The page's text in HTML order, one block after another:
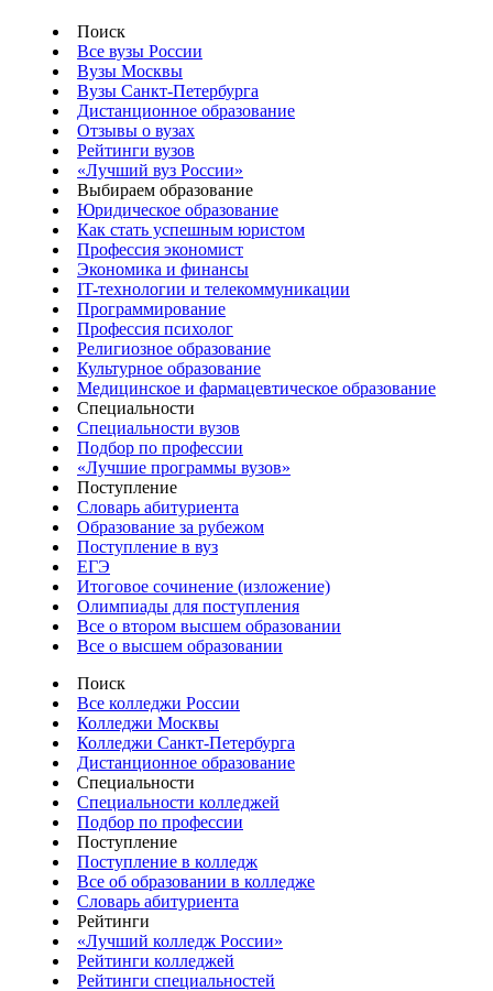
Поиск
Все вузы России
Вузы Москвы
Вузы Санкт-Петербурга
Дистанционное образование
Отзывы о вузах
Рейтинги вузов
«Лучший вуз России»
Выбираем образование
Юридическое образование
Как стать успешным юристом
Профессия экономист
Экономика и финансы
IT-технологии и телекоммуникации
Программирование
Профессия психолог
Религиозное образование
Культурное образование
Медицинское и фармацевтическое образование
Специальности
Специальности вузов
Подбор по профессии
«Лучшие программы вузов»
Поступление
Словарь абитуриента
Образование за рубежом
Поступление в вуз
ЕГЭ
Итоговое сочинение (изложение)
Олимпиады для поступления
Все о втором высшем образовании
Все о высшем образовании
Поиск
Все колледжи России
Колледжи Москвы
Колледжи Санкт-Петербурга
Дистанционное образование
Специальности
Специальности колледжей
Подбор по профессии
Поступление
Поступление в колледж
Все об образовании в колледже
Словарь абитуриента
Рейтинги
«Лучший колледж России»
Рейтинги колледжей
Рейтинги специальностей